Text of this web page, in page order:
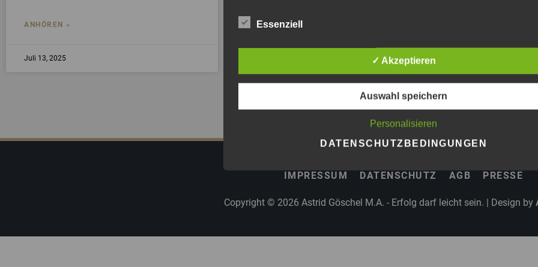
ANHÖREN »
Juli 13, 2025
IMPRESSUM DATENSCHUTZ AGB PRESSE
Copyright © 2026 Astrid Göschel M.A. - Erfolg darf leicht sein. | Design by
Essenziell
✓ Akzeptieren
Auswahl speichern
Personalisieren
DATENSCHUTZBEDINGUNGEN